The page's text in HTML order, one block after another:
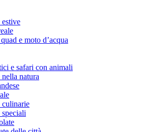
estive
e moto d’acqua
e safari con animali
natura
culinarie
speciali